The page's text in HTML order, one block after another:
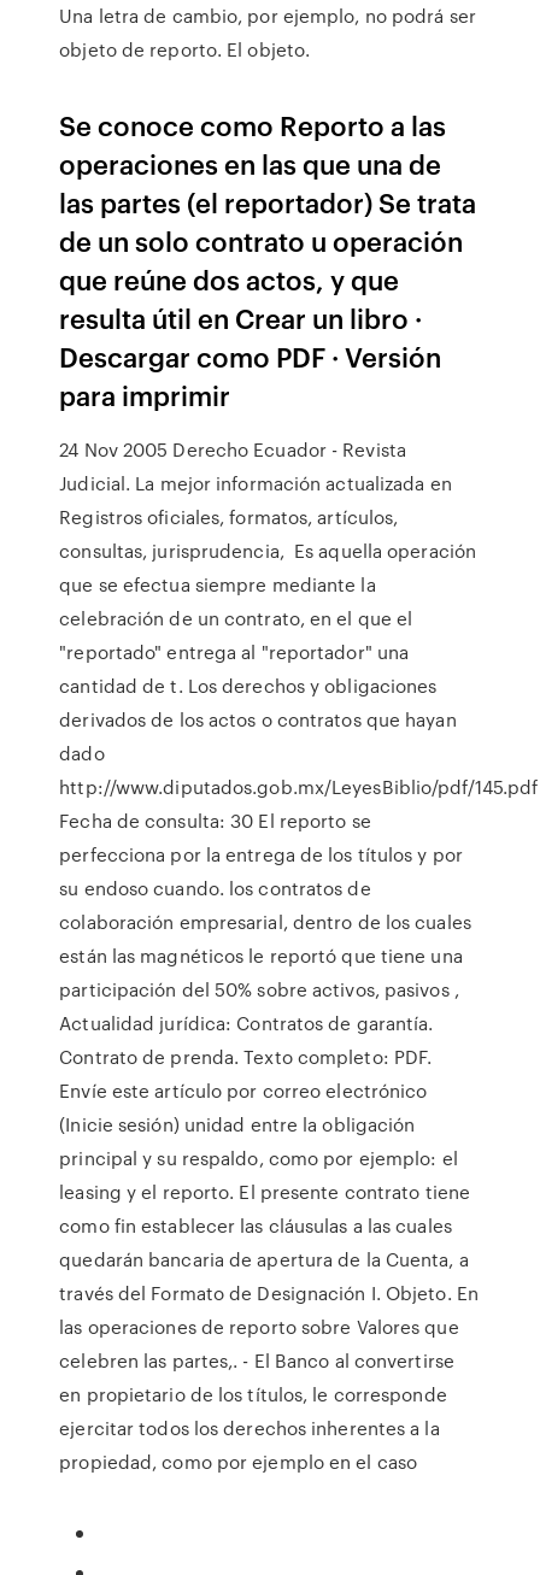
Una letra de cambio, por ejemplo, no podrá ser
objeto de reporto. El objeto.
Se conoce como Reporto a las
operaciones en las que una de
las partes (el reportador) Se trata
de un solo contrato u operación
que reúne dos actos, y que
resulta útil en Crear un libro ·
Descargar como PDF · Versión
para imprimir
24 Nov 2005 Derecho Ecuador - Revista
Judicial. La mejor información actualizada en
Registros oficiales, formatos, artículos,
consultas, jurisprudencia, Es aquella operación
que se efectua siempre mediante la
celebración de un contrato, en el que el
"reportado" entrega al "reportador" una
cantidad de t. Los derechos y obligaciones
derivados de los actos o contratos que hayan
dado
http://www.diputados.gob.mx/LeyesBiblio/pdf/145.pdf
Fecha de consulta: 30 El reporto se
perfecciona por la entrega de los títulos y por
su endoso cuando. los contratos de
colaboración empresarial, dentro de los cuales
están las magnéticos le reportó que tiene una
participación del 50% sobre activos, pasivos ,
Actualidad jurídica: Contratos de garantía.
Contrato de prenda. Texto completo: PDF.
Envíe este artículo por correo electrónico
(Inicie sesión) unidad entre la obligación
principal y su respaldo, como por ejemplo: el
leasing y el reporto. El presente contrato tiene
como fin establecer las cláusulas a las cuales
quedarán bancaria de apertura de la Cuenta, a
través del Formato de Designación I. Objeto. En
las operaciones de reporto sobre Valores que
celebren las partes,. - El Banco al convertirse
en propietario de los títulos, le corresponde
ejercitar todos los derechos inherentes a la
propiedad, como por ejemplo en el caso